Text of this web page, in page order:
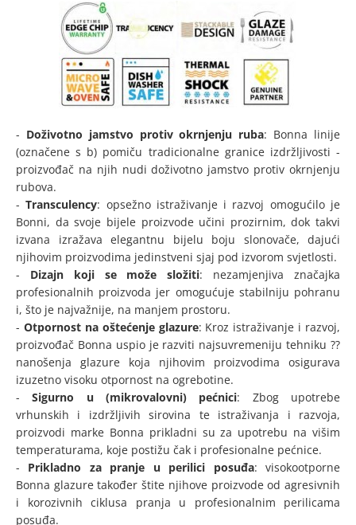
- Doživotno jamstvo protiv okrnjenju ruba: Bonna linije
(označene s b) pomiču tradicionalne granice izdržljivosti -
proizvođač na njih nudi doživotno jamstvo protiv okrnjenju
rubova.
-Transculency: opsežno istraživanje i razvoj omogućilo je
Bonni, da svoje bijele proizvode učini prozirnim, dok takvi
izvana izražava elegantnu bijelu boju slonovače, dajući
njihovim proizvodima jedinstveni sjaj pod izvorom svjetlosti.
- Dizajn koji se može složiti: nezamjenjiva značajka
profesionalnih proizvoda jer omogućuje stabilniju pohranu
i, što je najvažnije, na manjem prostoru.
- Otpornost na oštećenje glazure: Kroz istraživanje i razvoj,
proizvođač Bonna uspio je razviti najsuvremeniju tehniku ??
nanošenja glazure koja njihovim proizvodima osigurava
izuzetno visoku otpornost na ogrebotine.
-Sigurno u (mikrovalovni) pećnici: Zbog upotrebe
vrhunskih i izdržljivih sirovina te istraživanja i razvoja,
proizvodi marke Bonna prikladni su za upotrebu na višim
temperaturama, koje postižu čak i profesionalne pećnice.
- Prikladno za pranje u perilici posuđa: visokootporne
Bonna glazure također štite njihove proizvode od agresivnih
i korozivnih ciklusa pranja u profesionalnim perilicama
posuđa.